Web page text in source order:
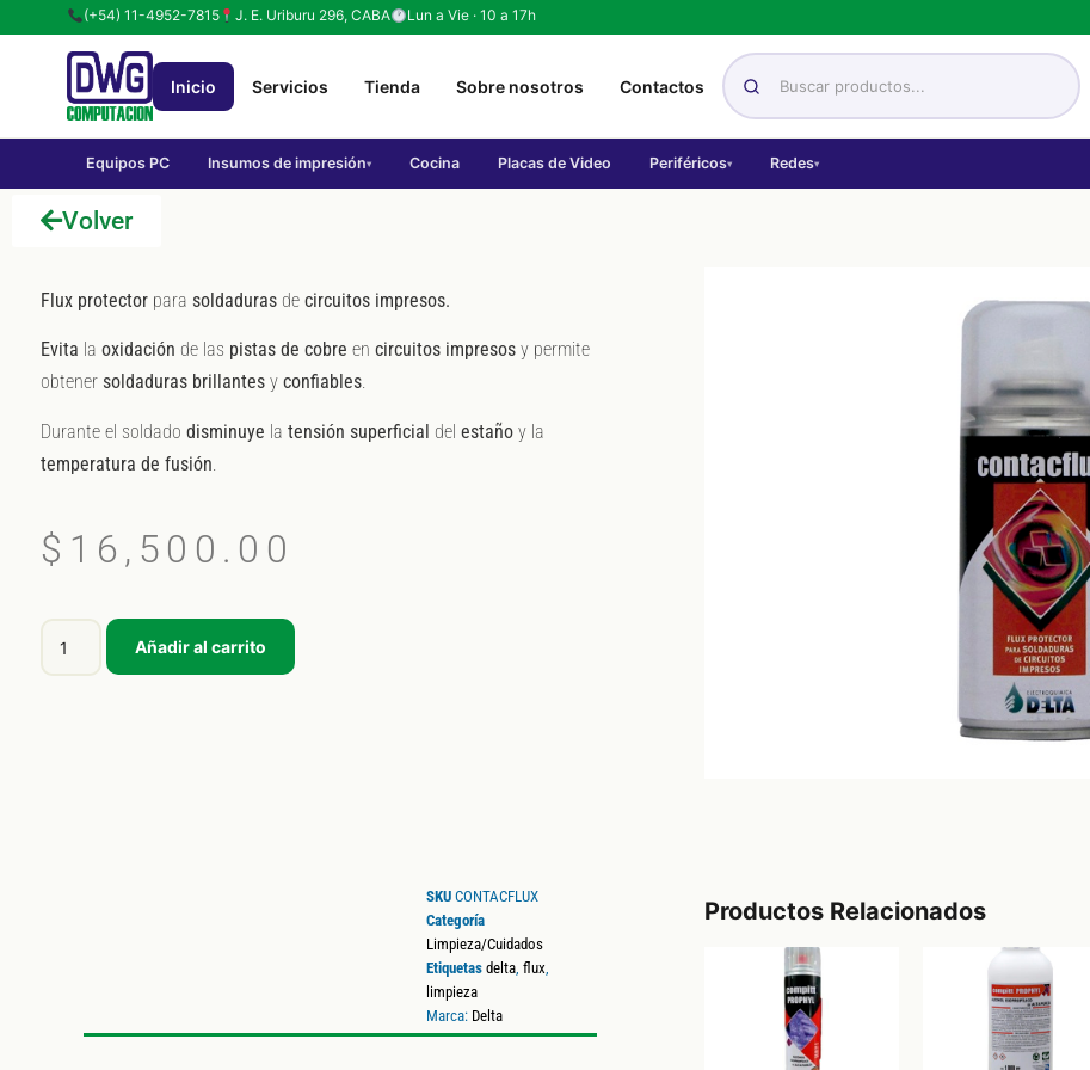
(+54) 11-4952-7815 J. E. Uriburu 296, CABA Lun a Vie · 10 a 17h
Inicio Servicios Tienda Sobre nosotros Contactos
Equipos PC Insumos de impresión▾ Cocina Placas de Video Periféricos▾ Redes▾
Volver
Flux protector parasoldaduras decircuitos impresos.
Evita laoxidación de las pistas de cobre en circuitos impresos y permite
obtenersoldaduras brillantes yconfiables.
Durante el soldadodisminuye latensión superficial delestaño y la
temperatura de fusión
$ 16,500.00
Añadir al carrito
SKU CONTACFLUX
Categoría
Limpieza/Cuidados
Etiquetas delta, flux
limpieza
Marca: Delta
Productos Relacionados